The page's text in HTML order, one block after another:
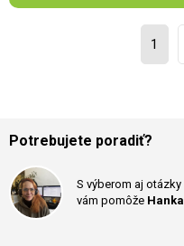
1
Potrebujete poradiť?
S výberom aj otázky
vám pomôže Hanka